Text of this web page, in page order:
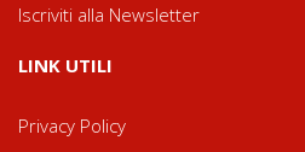
Iscriviti alla Newsletter
LINK UTILI
Privacy Policy